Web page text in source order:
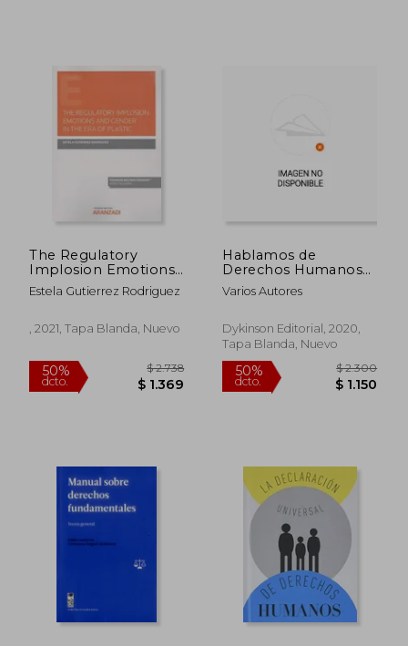
50% $ 3.612 50%
dcto.
The Regulatory
Implosion Emotions
and Gender in the
Plastic (en Inglés)
Estela Gutierrez Rodriguez
, 2021, Tapa Blanda, Nuevo
Hablamos de
Derechos Humanos
la Distancia
Varios Autores
Dykinson Editorial, 2020,
Tapa Blanda, Nuevo